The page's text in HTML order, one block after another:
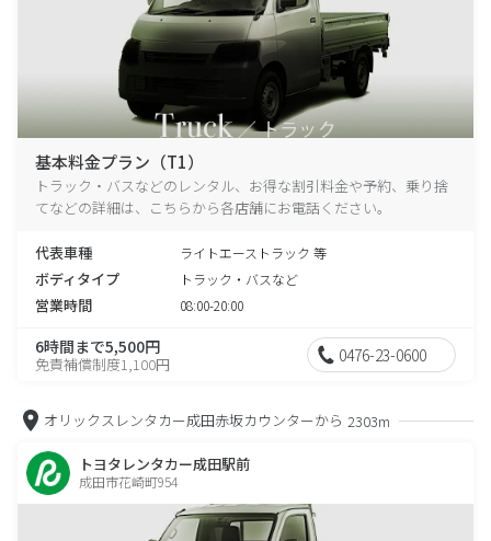
基本料金プラン（T1）
トラック・バスなどのレンタル、お得な割引料金や予約、乗り捨
てなどの詳細は、こちらから各店舗にお電話ください。
代表車種 ライトエーストラック 等
ボディタイプ トラック・バスなど
営業時間 08:00-20:00
6時間まで5,500円
免責補償制度1,100円 0476-23-0600
オリックスレンタカー成田赤坂カウンターから 2303m
トヨタレンタカー成田駅前
成田市花崎町954